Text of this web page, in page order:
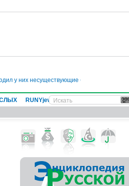
у них несуществующие болезни
RUNYjews ВЕСТИ ИЗ УКРАИНЫ